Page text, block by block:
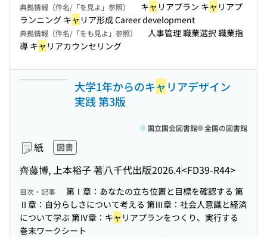
典拠情報（件名/「を見よ」参照） キャ リアプラン キャ リアプ
ランニング キャ リア形成 Career development
典拠情報（件名/「をも見よ」参照）
人事管理 職業選択 職業指
導 キャ リアカウンセリング
大学1年からのキャリアデザイン
実践 第3版
紙 図書
齊藤博, 上本裕子 著八千代出版2026.4<FD39-R44>
国立国会図書館 全国の図書館
目次・記事
第Ⅰ章：あなたの立ち位置と目標を確認する 第
Ⅱ章：自分らしさについて考える 第Ⅲ章：社会人意識と経済
について学ぶ 第Ⅳ章：キャ リアプランをつくり、実行する
巻末ワークシート